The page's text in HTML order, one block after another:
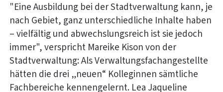
"Eine Ausbildung bei der Stadtverwaltung kann, je
nach Gebiet, ganz unterschiedliche Inhalte haben
– vielfältig und abwechslungsreich ist sie jedoch
immer", verspricht Mareike Kison von der
Stadtverwaltung: Als Verwaltungsfachangestellte
hätten die drei „neuen“ Kolleginnen sämtliche
Fachbereiche kennengelernt. Lea Jaqueline